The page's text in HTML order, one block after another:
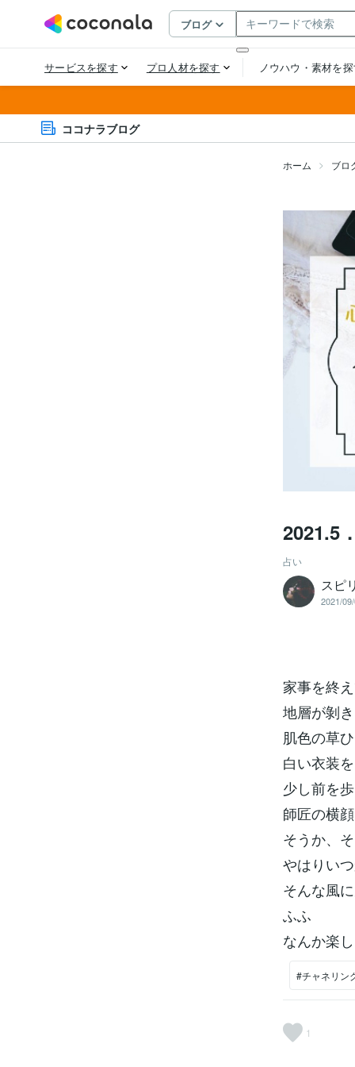
ココナラブログ
ホーム ブロ
2021.5
占い
スピ
2021/
家事を終
地層が剝
肌色の草
白い衣装
少し前を
師匠の横
そうか、
やはりい
そんな風
ふふ
なんか楽
#チャネリン
1